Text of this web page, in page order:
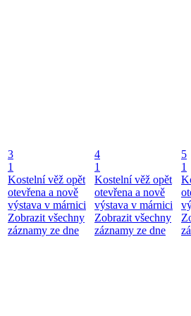
3
1
Kostelní věž opět
otevřena a nově
výstava v márnici
Zobrazit všechny
záznamy ze dne
4
1
Kostelní věž opět
otevřena a nově
výstava v márnici
Zobrazit všechny
záznamy ze dne
5
1